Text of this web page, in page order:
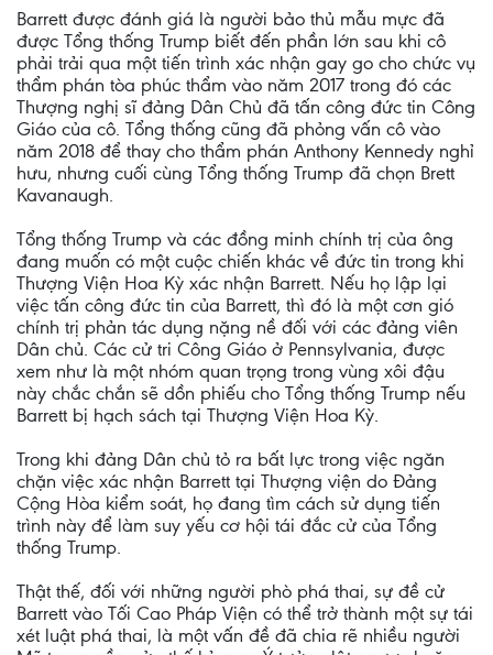
Barrett được đánh giá là người bảo thủ mẫu mực đã
được Tổng thống Trump biết đến phần lớn sau khi cô
phải trải qua một tiến trình xác nhận gay go cho chức vụ
thẩm phán tòa phúc thẩm vào năm 2017 trong đó các
Thượng nghị sĩ đảng Dân Chủ đã tấn công đức tin Công
Giáo của cô. Tổng thống cũng đã phỏng vấn cô vào
năm 2018 để thay cho thẩm phán Anthony Kennedy nghỉ
hưu, nhưng cuối cùng Tổng thống Trump đã chọn Brett
Kavanaugh.
Tổng thống Trump và các đồng minh chính trị của ông
đang muốn có một cuộc chiến khác về đức tin trong khi
Thượng Viện Hoa Kỳ xác nhận Barrett. Nếu họ lập lại
việc tấn công đức tin của Barrett, thì đó là một cơn gió
chính trị phản tác dụng nặng nề đối với các đảng viên
Dân chủ. Các cử tri Công Giáo ở Pennsylvania, được
xem như là một nhóm quan trọng trong vùng xôi đậu
này chắc chắn sẽ dồn phiếu cho Tổng thống Trump nếu
Barrett bị hạch sách tại Thượng Viện Hoa Kỳ.
Trong khi đảng Dân chủ tỏ ra bất lực trong việc ngăn
chặn việc xác nhận Barrett tại Thượng viện do Đảng
Cộng Hòa kiểm soát, họ đang tìm cách sử dụng tiến
trình này để làm suy yếu cơ hội tái đắc cử của Tổng
thống Trump.
Thật thế, đối với những người phò phá thai, sự đề cử
Barrett vào Tối Cao Pháp Viện có thể trở thành một sự tái
xét luật phá thai, là một vấn đề đã chia rẽ nhiều người